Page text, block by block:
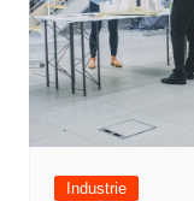
Industrie